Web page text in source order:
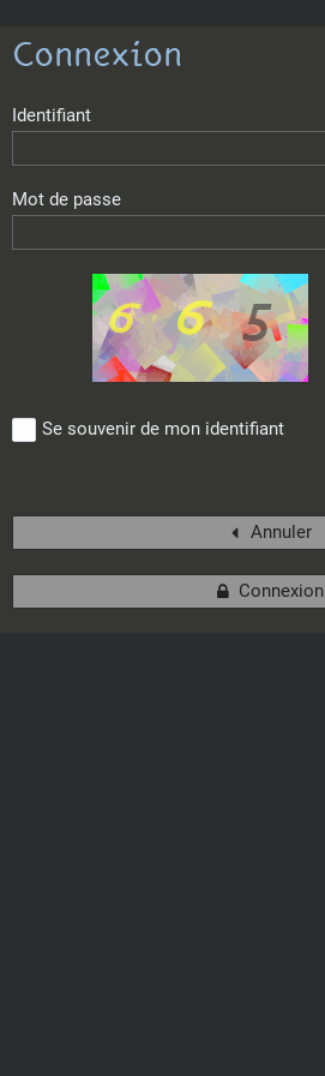
Connexion
Identifiant
Mot de passe
Se souvenir de mon identifiant
Annuler
Connexion